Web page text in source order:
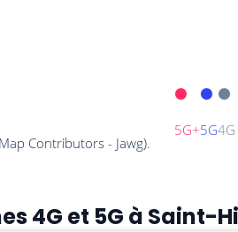
4G et 5G à Saint-